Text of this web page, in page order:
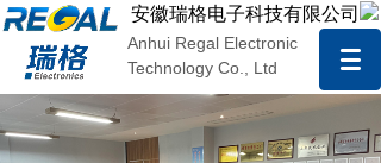
安徽瑞格电子科技有限公司
Anhui Regal Electronic
Technology Co., Ltd